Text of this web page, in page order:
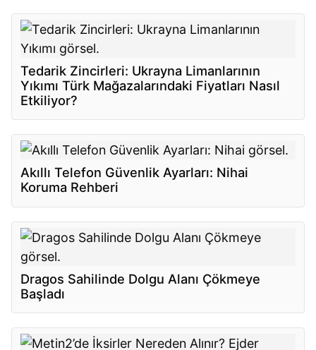
Tedarik Zincirleri: Ukrayna Limanlarının
Yıkımı Türk Mağazalarındaki Fiyatları Nasıl
Etkiliyor?
Akıllı Telefon Güvenlik Ayarları: Nihai
Koruma Rehberi
Dragos Sahilinde Dolgu Alanı Çökmeye
Başladı